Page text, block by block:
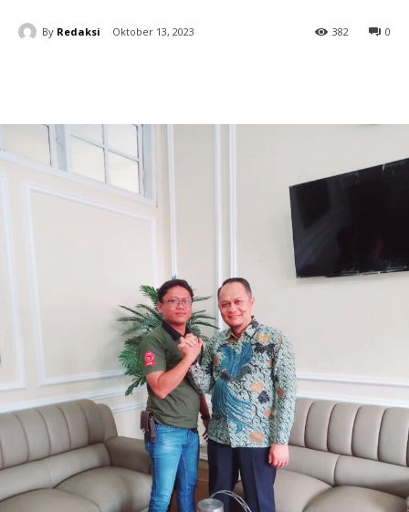
By Redaksi Oktober 13, 2023 0
382